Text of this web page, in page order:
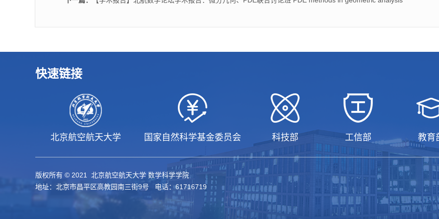
快速链接
北京航空航天大学 国家自然科学基金委员会 科技部 工信部 教育
版权所有 © 2021 北京航空航天大学 数学科学学院
地址：北京市昌平区高教园南三街9号 电话：61716719